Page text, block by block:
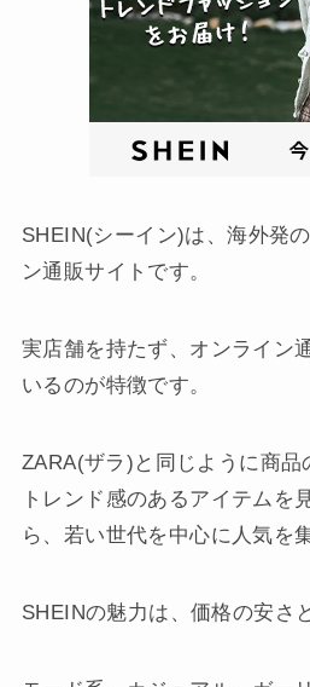
SHEIN(シーイン)は、海外発
ン通販サイトです。
実店舗を持たず、オンライン
いるのが特徴です。
ZARA(ザラ)と同じように商品
トレンド感のあるアイテムを
ら、若い世代を中心に人気を
SHEINの魅力は、価格の安さ